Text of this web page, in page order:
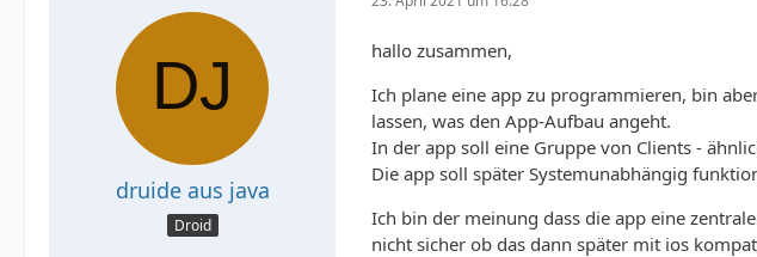
druide aus java
Droid
hallo zusammen,
Ich plane eine app zu programmieren, bin
lassen, was den App-Aufbau angeht.
In der app soll eine Gruppe von Clients -
Die app soll später Systemunabhängig
Ich bin der meinung dass die app eine
nicht sicher ob das dann später mit ios